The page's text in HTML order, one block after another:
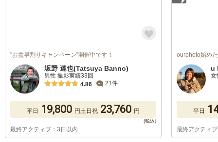
"お盆早割りキャンペーン”開催中です！
坂野 達也(Tatsuya Banno)
男性 撮影実績33回
4.86
21件
平日 19,800 円土日祝 23,760 円
最終アクティブ：3日以内
ourphoto始め
u
女
平日
最終アクティ